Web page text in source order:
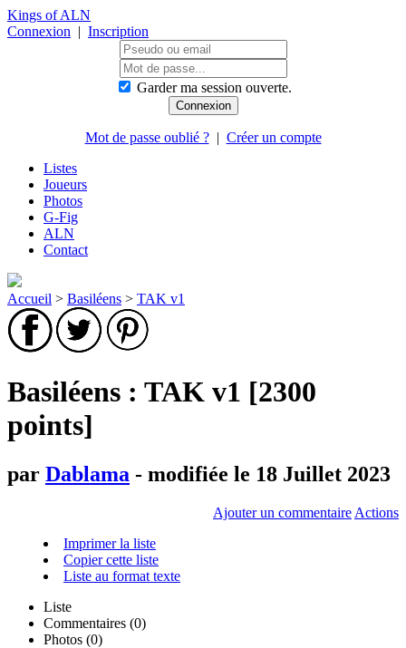
Kings of ALN
Connexion | Inscription
Garder ma session ouverte.
Mot de passe oublié ?| Créer un compte
Listes
Joueurs
Photos
G-Fig
ALN
Contact
Accueil > Basiléens > TAK v1
Basiléens : TAK v1 [2300
points]
par Dablama - modifiée le 18 Juillet 2023
Ajouter un commentaire Actions
Imprimer la liste
Copier cette liste
Liste au format texte
Liste
Commentaires (0)
Photos (0)